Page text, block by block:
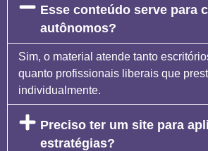
Esse conteúdo serve para
autônomos?
Sim, o material atende tanto
quanto profissionais liberais que
individualmente.
Preciso ter um site para
estratégias?